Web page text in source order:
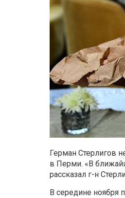
Герман Стерлигов
в Перми. «В
рассказал г-н
В середине ноября